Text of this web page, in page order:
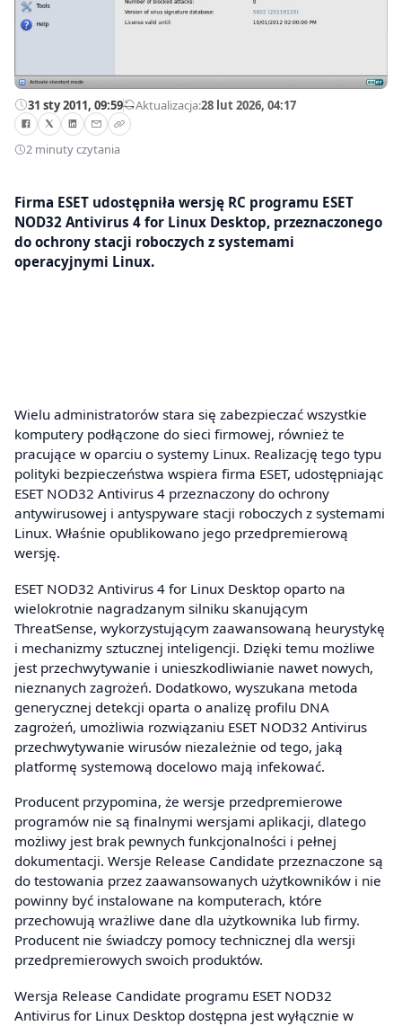
31 sty 2011, 09:59—Aktualizacja:28 lut 2026, 04:17
2 minuty czytania
Firma ESET udostępniła wersję RC programu ESET
NOD32 Antivirus 4 for Linux Desktop, przeznaczonego
do ochrony stacji roboczych z systemami
operacyjnymi Linux.
Wielu administratorów stara się zabezpieczać wszystkie
komputery podłączone do sieci firmowej, również te
pracujące w oparciu o systemy Linux. Realizację tego typu
polityki bezpieczeństwa wspiera firma ESET, udostępniając
ESET NOD32 Antivirus 4 przeznaczony do ochrony
antywirusowej i antyspyware stacji roboczych z systemami
Linux. Właśnie opublikowano jego przedpremierową
wersję.
ESET NOD32 Antivirus 4 for Linux Desktop oparto na
wielokrotnie nagradzanym silniku skanującym
ThreatSense, wykorzystującym zaawansowaną heurystykę
i mechanizmy sztucznej inteligencji. Dzięki temu możliwe
jest przechwytywanie i unieszkodliwianie nawet nowych,
nieznanych zagrożeń. Dodatkowo, wyszukana metoda
generycznej detekcji oparta o analizę profilu DNA
zagrożeń, umożliwia rozwiązaniu ESET NOD32 Antivirus
przechwytywanie wirusów niezależnie od tego, jaką
platformę systemową docelowo mają infekować.
Producent przypomina, że wersje przedpremierowe
programów nie są finalnymi wersjami aplikacji, dlatego
możliwy jest brak pewnych funkcjonalności i pełnej
dokumentacji. Wersje Release Candidate przeznaczone są
do testowania przez zaawansowanych użytkowników i nie
powinny być instalowane na komputerach, które
przechowują wrażliwe dane dla użytkownika lub firmy.
Producent nie świadczy pomocy technicznej dla wersji
przedpremierowych swoich produktów.
Wersja Release Candidate programu ESET NOD32
Antivirus for Linux Desktop dostępna jest wyłącznie w